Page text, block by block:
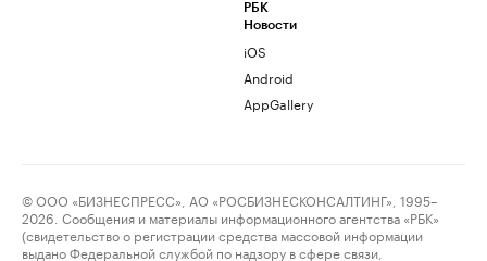
РБК
Новости
iOS
Android
AppGallery
© ООО «БИЗНЕСПРЕСС», АО «РОСБИЗНЕСКОНСАЛТИНГ», 1995–
2026. Сообщения и материалы информационного агентства «РБК»
(свидетельство о регистрации средства массовой информации
выдано Федеральной службой по надзору в сфере связи,